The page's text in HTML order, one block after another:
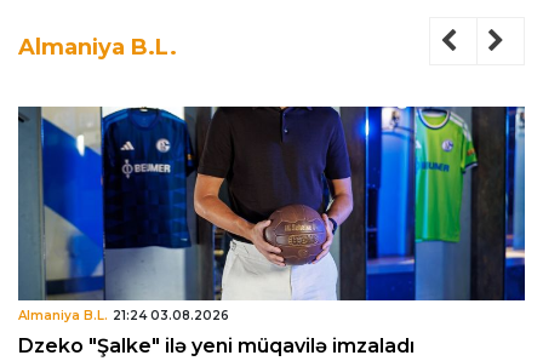
Almaniya B.L.
Almaniya B.L. 21:24 03.08.2026
Dzeko "Şalke" ilə yeni müqavilə imzaladı